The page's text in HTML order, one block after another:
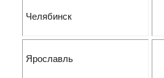
Челябинск
Ярославль